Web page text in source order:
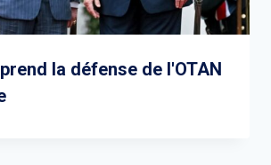
la défense de l'OTAN